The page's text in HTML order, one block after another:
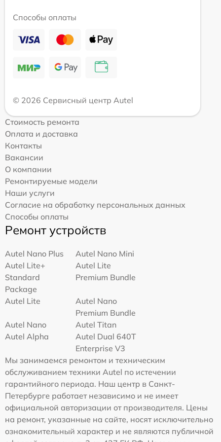
Способы оплаты
© 2026 Сервисный центр Autel
Стоимость ремонта
Оплата и доставка
Контакты
Вакансии
О компании
Ремонтируемые модели
Наши услуги
Согласие на обработку персональных данных
Способы оплаты
Ремонт устройств
Autel Nano Plus
Autel Nano Mini
Autel Lite+
Standard
Package
Autel Lite
Premium Bundle
Autel Lite
Autel Nano
Premium Bundle
Autel Nano
Autel Titan
Autel Alpha
Autel Dual 640T
Enterprise V3
Мы занимаемся ремонтом и техническим
обслуживанием техники Autel по истечении
гарантийного периода. Наш центр в Санкт-
Петербурге работает независимо и не имеет
официальной авторизации от производителя. Цены
на ремонт, указанные на сайте, носят исключительно
ознакомительный характер и не являются публичной